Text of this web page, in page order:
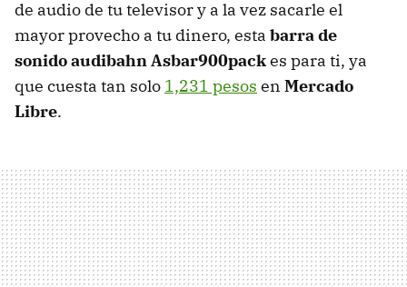
de audio de tu televisor y a la vez sacarle el
mayor provecho a tu dinero, esta barra de
sonido audibahn Asbar900packes para ti, ya
que cuesta tan solo 1,231 pesos en Mercado
Libre.